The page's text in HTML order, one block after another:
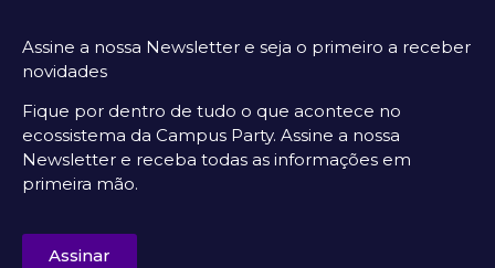
Assine a nossa Newsletter e seja o primeiro a receber
novidades
Fique por dentro de tudo o que acontece no
ecossistema da Campus Party. Assine a nossa
Newsletter e receba todas as informações em
primeira mão.
Assinar